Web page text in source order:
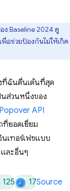
ง Baseline 2024 ดู
พื่อช่วยป้องกันไม่ให้เกิด
ที่ฉันตื่นเต้นที่สุด
นส่วนหนึ่งของ
Popover API
ที่ยอดเยี่ยม
นเทอร์เฟซแบบ
และอื่นๆ
125 17Source